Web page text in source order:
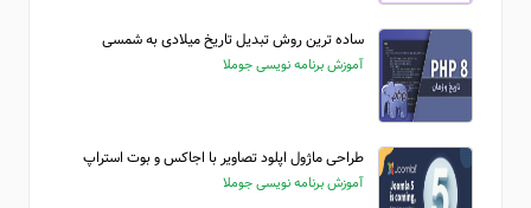
ساده ترین روش تبدیل تاریخ میلادی به شمسی
آموزش برنامه نویسی جوملا
طراحی ماژول اپلود تصاویر با اجاکس و بوت استراپ
آموزش برنامه نویسی جوملا